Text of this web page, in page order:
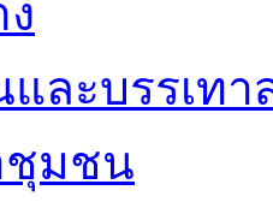
และบรรเท
มชน